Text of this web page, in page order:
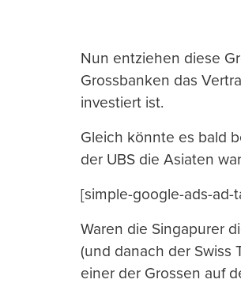
Nun entziehen diese
Grossbanken das
investiert ist.
Gleich könnte es bald
der UBS die Asiaten
[simple-google-ads-ad-
Waren die Singapurer
(und danach der Swiss
einer der Grossen auf